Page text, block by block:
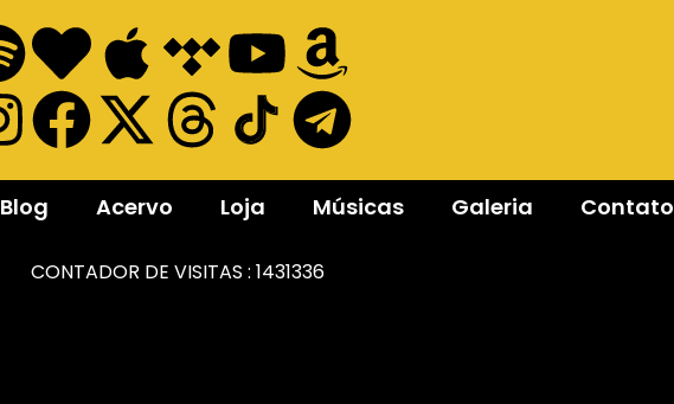
Blog Acervo Loja Músicas Galeria Contato
CONTADOR DE VISITAS : 1431336